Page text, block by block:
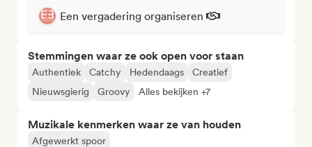
Een vergadering organiseren
Stemmingen waar ze ook open voor staan
Authentiek Catchy Hedendaags
Creatief
Nieuwsgierig
Groovy Alles bekijken +7
Muzikale kenmerken waar ze van houden
Afgewerkt spoor